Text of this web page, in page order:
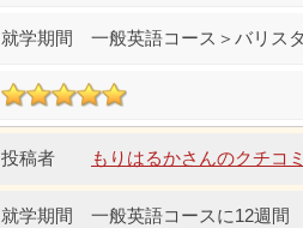
一般英語コース＞バリス
もりはるかさんのクチコ
一般英語コースに12週間